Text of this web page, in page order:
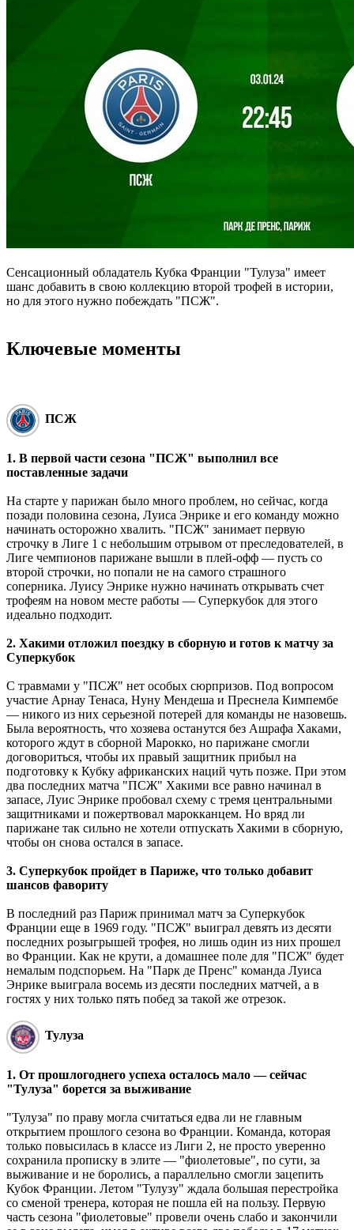
Сенсационный обладатель Кубка Франции "Тулуза" имеет
шанс добавить в свою коллекцию второй трофей в истории,
но для этого нужно побеждать "ПСЖ".
Ключевые моменты
ПСЖ
1. В первой части сезона "ПСЖ" выполнил все
поставленные задачи
На старте у парижан было много проблем, но сейчас, когда
позади половина сезона, Луиса Энрике и его команду можно
начинать осторожно хвалить. "ПСЖ" занимает первую
строчку в Лиге 1 с небольшим отрывом от преследователей, в
Лиге чемпионов парижане вышли в плей-офф — пусть со
второй строчки, но попали не на самого страшного
соперника. Луису Энрике нужно начинать открывать счет
трофеям на новом месте работы — Суперкубок для этого
идеально подходит.
2. Хакими отложил поездку в сборную и готов к матчу за
Суперкубок
С травмами у "ПСЖ" нет особых сюрпризов. Под вопросом
участие Арнау Тенаса, Нуну Мендеша и Преснела Кимпембе
— никого из них серьезной потерей для команды не назовешь.
Была вероятность, что хозяева останутся без Ашрафа Хаками,
которого ждут в сборной Марокко, но парижане смогли
договориться, чтобы их правый защитник прибыл на
подготовку к Кубку африканских наций чуть позже. При этом
два последних матча "ПСЖ" Хакими все равно начинал в
запасе, Луис Энрике пробовал схему с тремя центральными
защитниками и пожертвовал марокканцем. Но вряд ли
парижане так сильно не хотели отпускать Хакими в сборную,
чтобы он снова остался в запасе.
3. Суперкубок пройдет в Париже, что только добавит
шансов фавориту
В последний раз Париж принимал матч за Суперкубок
Франции еще в 1969 году. "ПСЖ" выиграл девять из десяти
последних розыгрышей трофея, но лишь один из них прошел
во Франции. Как не крути, а домашнее поле для "ПСЖ" будет
немалым подспорьем. На "Парк де Пренс" команда Луиса
Энрике выиграла восемь из десяти последних матчей, а в
гостях у них только пять побед за такой же отрезок.
Тулуза
1. От прошлогоднего успеха осталось мало — сейчас
"Тулуза" борется за выживание
"Тулуза" по праву могла считаться едва ли не главным
открытием прошлого сезона во Франции. Команда, которая
только повысилась в классе из Лиги 2, не просто уверенно
сохранила прописку в элите — "фиолетовые", по сути, за
выживание и не боролись, а параллельно смогли зацепить
Кубок Франции. Летом "Тулузу" ждала большая перестройка
со сменой тренера, которая не пошла ей на пользу. Первую
часть сезона "фиолетовые" провели очень слабо и закончили